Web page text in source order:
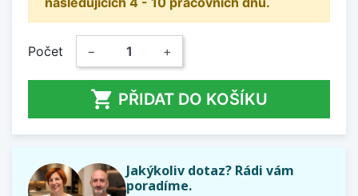
Počet − +
 PŘIDAT DO KOŠÍKU
Jakýkoliv dotaz? Rádi vám
poradíme.